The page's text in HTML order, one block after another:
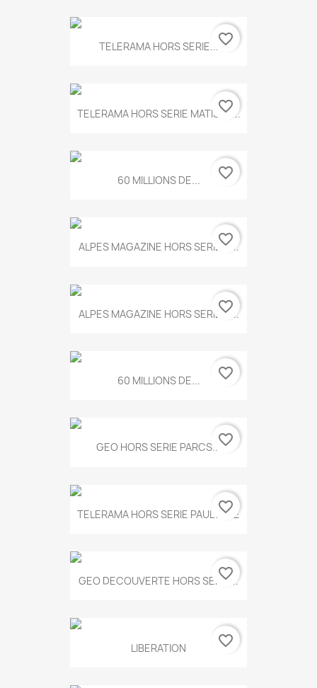
TELERAMA HORS SERIE...favorite_border
TELERAMA HORS SERIE MATISSE...
favorite_border
60 MILLIONS DE... favorite_border
ALPES MAGAZINE HORS SERIE N...
favorite_border
ALPES MAGAZINE HORS SERIE N...
favorite_border
60 MILLIONS DE... favorite_border
GEO HORS SERIE PARCS...favorite_border
TELERAMA HORS SERIE PAUL KLEE
favorite_border
GEO DECOUVERTE HORS SERIE...
favorite_border
LIBERATION favorite_border